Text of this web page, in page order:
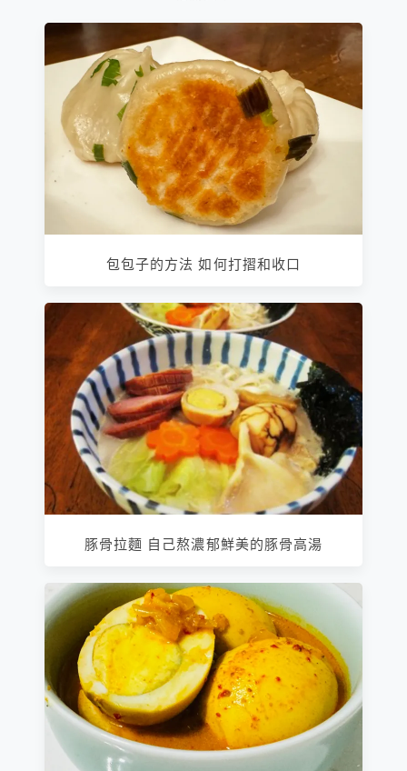
包包子的方法 如何打摺和收口
豚骨拉麵 自己熬濃郁鮮美的豚骨高湯